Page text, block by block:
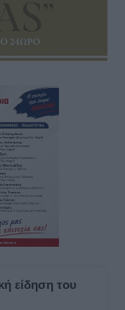
είδηση του